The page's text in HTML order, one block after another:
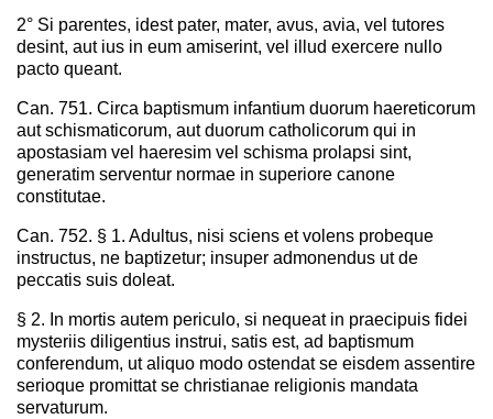
2° Si parentes, idest pater, mater, avus, avia, vel tutores
desint, aut ius in eum amiserint, vel illud exercere nullo
pacto queant.
Can. 751. Circa baptismum infantium duorum haereticorum
aut schismaticorum, aut duorum catholicorum qui in
apostasiam vel haeresim vel schisma prolapsi sint,
generatim serventur normae in superiore canone
constitutae.
Can. 752. § 1. Adultus, nisi sciens et volens probeque
instructus, ne baptizetur; insuper admonendus ut de
peccatis suis doleat.
§ 2. In mortis autem periculo, si nequeat in praecipuis fidei
mysteriis diligentius instrui, satis est, ad baptismum
conferendum, ut aliquo modo ostendat se eisdem assentire
serioque promittat se christianae religionis mandata
servaturum.